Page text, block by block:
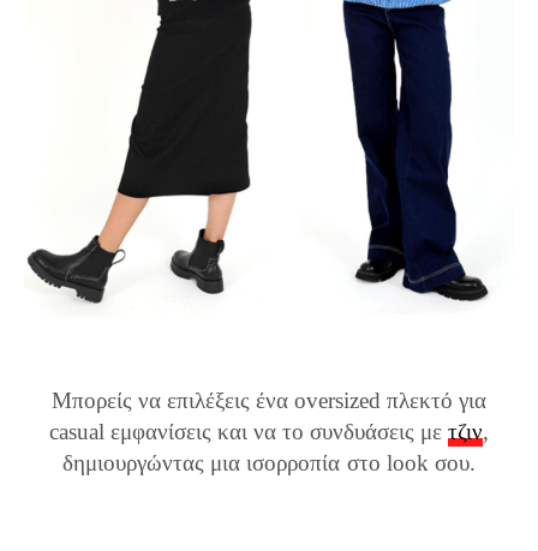
Μπορείς να επιλέξεις ένα oversized πλεκτό για
casual εμφανίσεις και να το συνδυάσεις μετζιν,
δημιουργώντας μια ισορροπία στο look σου.